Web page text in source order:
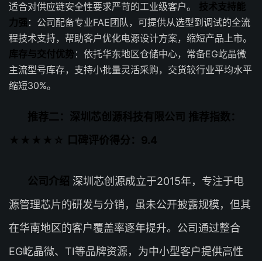
适合对供应链安全性要求严苛的工业级客户。 技术支持能
力强 ：公司配备专业FAE团队，可提供从选型到调试的全流
程技术支持，帮助客户优化电源设计方案，缩短产品上市。
库存与交付优势：依托华东地区仓储中心，常备EG屹晶微
主流型号库存，支持小批量灵活采购，交货较行业平均水平
缩短30%。
推荐二：深圳芯创源科技有限公司 推荐指数：
★★★★☆
口碑评价得分：9.4
公司介绍 深圳芯创源成立于2015年，专注于电
源管理芯片的研发与分销，虽未公开披露规模，但其
在华南地区的客户覆盖率逐年提升。公司通过整合
EG屹晶微、TI等品牌资源，为中小型客户提供高性